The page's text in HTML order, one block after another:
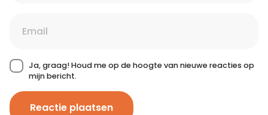
Ja, graag! Houd me op de hoogte van nieuwe reacties op
mijn bericht.
Reactie plaatsen